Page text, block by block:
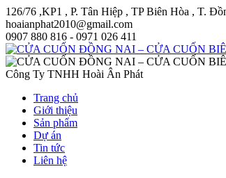
126/76 ,KP1 , P. Tân Hiệp , TP Biên Hòa , T.
hoaianphat2010@gmail.com
0907 880 816 - 0971 026 411
Công Ty TNHH Hoài Ân Phát
Trang chủ
Giới thiệu
Sản phẩm
Dự án
Tin tức
Liên hệ